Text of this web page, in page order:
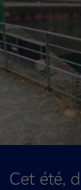
Cet été,